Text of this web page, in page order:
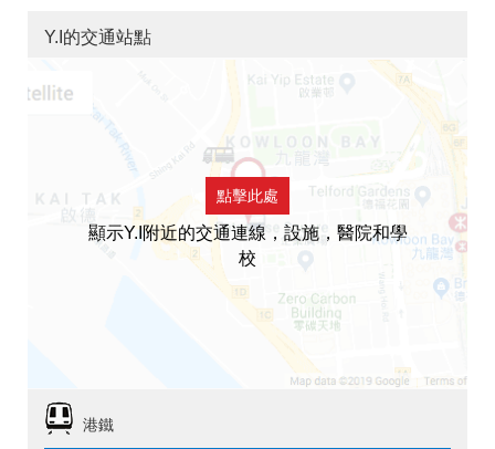
Y.I的交通站點
點擊此處
顯示Y.I附近的交通連線，設施，醫院和學
校
港鐵